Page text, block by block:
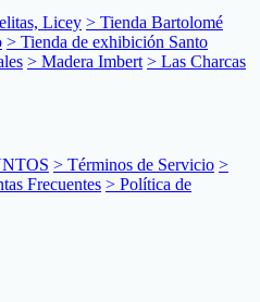
Licey > Tienda Bartolomé
> Tienda de exhibición Santo
> Madera Imbert > Las Charcas
> Términos de Servicio >
Frecuentes > Política de